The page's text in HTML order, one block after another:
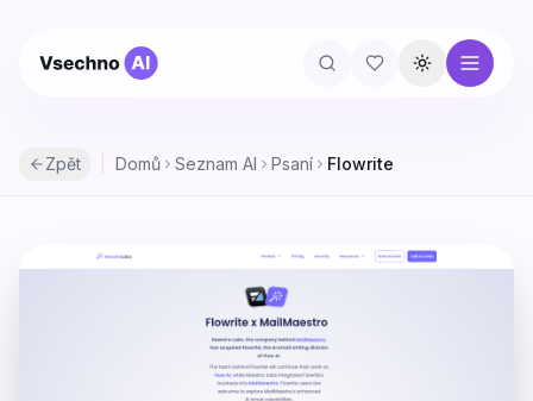
Přepnout
Zpět Domů Seznam AI Psaní Flowrite